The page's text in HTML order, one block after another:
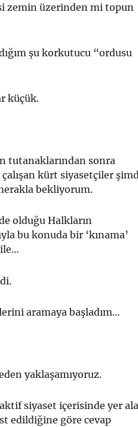
zemin üzerinden mi topun
şu korkutucu “ordusu
küçük.
tutanaklarından sonra
kürt siyasetçiler
bekliyorum.
olduğu Halkların
bu konuda bir ‘kınama’
aramaya başladım…
yaklaşamıyoruz.
aktif siyaset içerisinde yer
edildiğine göre cevap